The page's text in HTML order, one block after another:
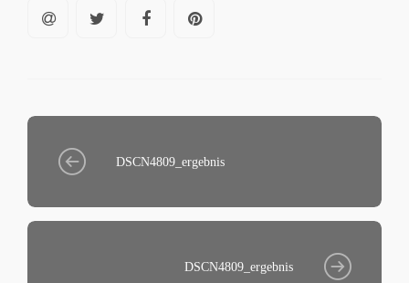
DSCN4809_ergebnis
DSCN4809_ergebnis